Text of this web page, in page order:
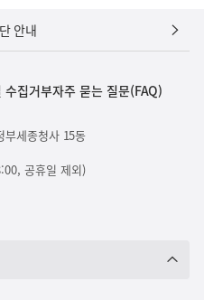
안내
수집거부자주 묻는 질문(FAQ)
세종청사 15동
공휴일 제외)